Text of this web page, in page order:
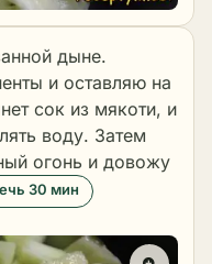
дыне.
и оставляю на
сок из мякоти, и
воду. Затем
огонь и довожу
30 мин